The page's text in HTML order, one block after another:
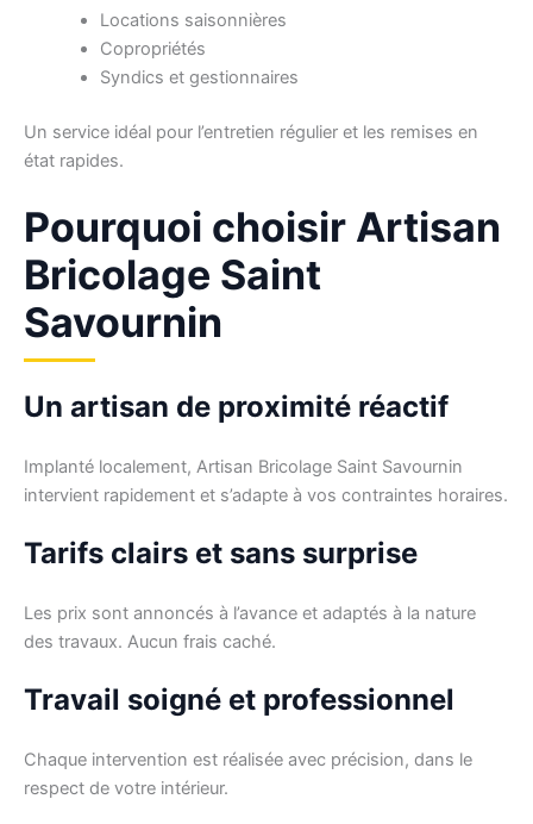
Locations saisonnières
Copropriétés
Syndics et gestionnaires
Un service idéal pour l’entretien régulier et les remises en
état rapides.
Pourquoi choisir Artisan
Bricolage Saint
Savournin
Un artisan de proximité réactif
Implanté localement, Artisan Bricolage Saint Savournin
intervient rapidement et s’adapte à vos contraintes horaires.
Tarifs clairs et sans surprise
Les prix sont annoncés à l’avance et adaptés à la nature
des travaux. Aucun frais caché.
Travail soigné et professionnel
Chaque intervention est réalisée avec précision, dans le
respect de votre intérieur.